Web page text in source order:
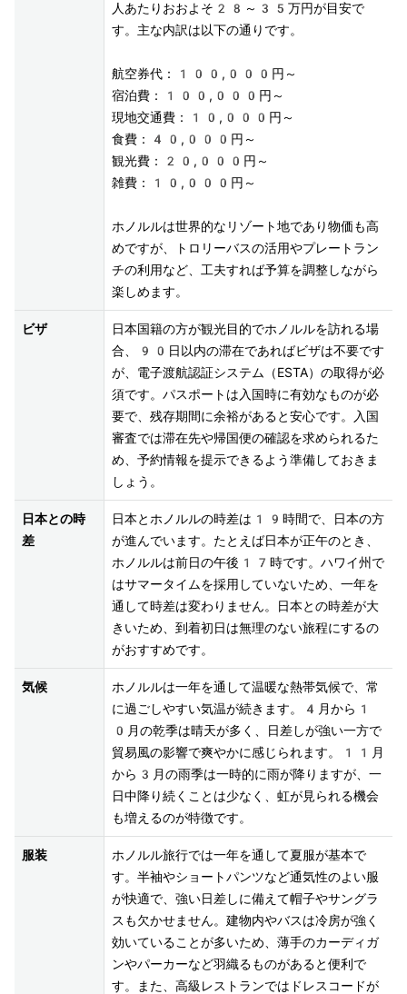
人あたりおおよそ28～35万円が目安で
す。主な内訳は以下の通りです。
航空券代：100,000円～
宿泊費：100,000円～
現地交通費：10,000円～
食費：40,000円～
観光費：20,000円～
雑費：10,000円～
ホノルルは世界的なリゾート地であり物価も高
めですが、トロリーバスの活用やプレートラン
チの利用など、工夫すれば予算を調整しながら
楽しめます。
ビザ
日本国籍の方が観光目的でホノルルを訪れる場
合、90日以内の滞在であればビザは不要です
が、電子渡航認証システム（ESTA）の取得が必
須です。パスポートは入国時に有効なものが必
要で、残存期間に余裕があると安心です。入国
審査では滞在先や帰国便の確認を求められるた
め、予約情報を提示できるよう準備しておきま
しょう。
日本との時
差
日本とホノルルの時差は19時間で、日本の方
が進んでいます。たとえば日本が正午のとき、
ホノルルは前日の午後17時です。ハワイ州で
はサマータイムを採用していないため、一年を
通して時差は変わりません。日本との時差が大
きいため、到着初日は無理のない旅程にするの
がおすすめです。
気候
ホノルルは一年を通して温暖な熱帯気候で、常
に過ごしやすい気温が続きます。4月から1
0月の乾季は晴天が多く、日差しが強い一方で
貿易風の影響で爽やかに感じられます。11月
から3月の雨季は一時的に雨が降りますが、一
日中降り続くことは少なく、虹が見られる機会
も増えるのが特徴です。
服装
ホノルル旅行では一年を通して夏服が基本で
す。半袖やショートパンツなど通気性のよい服
が快適で、強い日差しに備えて帽子やサングラ
スも欠かせません。建物内やバスは冷房が強く
効いていることが多いため、薄手のカーディガ
ンやパーカーなど羽織るものがあると便利で
す。また、高級レストランではドレスコードが